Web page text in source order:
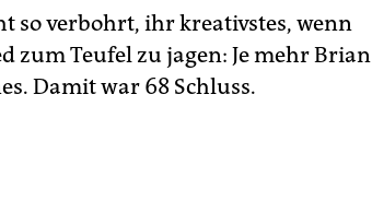
so verbohrt, ihr kreativstes, wenn
zum Teufel zu jagen: Je mehr Brian
Damit war 68 Schluss.